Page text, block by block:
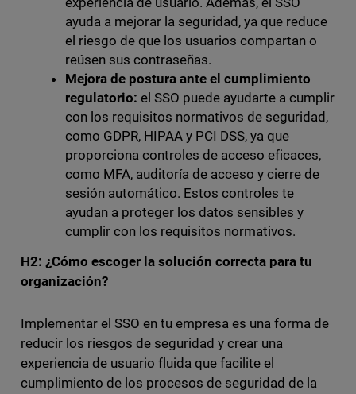
ayuda a mejorar la seguridad, ya que reduce
el riesgo de que los usuarios compartan o
reúsen sus contraseñas.
Mejora de postura ante el cumplimiento
regulatorio: el SSO puede ayudarte a cumplir
con los requisitos normativos de seguridad,
como GDPR, HIPAA y PCI DSS, ya que
proporciona controles de acceso eficaces,
como MFA, auditoría de acceso y cierre de
sesión automático. Estos controles te
ayudan a proteger los datos sensibles y
cumplir con los requisitos normativos.
H2: ¿Cómo escoger la solución correcta para tu
organización?
Implementar el SSO en tu empresa es una forma de
reducir los riesgos de seguridad y crear una
experiencia de usuario fluida que facilite el
cumplimiento de los procesos de seguridad de la